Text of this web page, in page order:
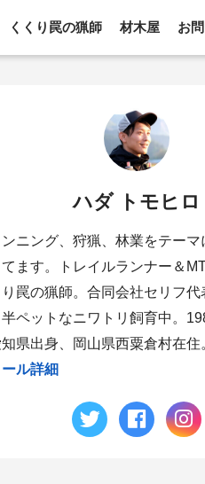
くくり罠の猟師 材木屋 お
ハダ トモヒロ
ンニング、狩猟、林業をテーマ
てます。トレイルランナー＆
り罠の猟師。合同会社セリフ
半ペットなニワトリ飼育中。
県出身、岡山県西粟倉村在住
ール詳細